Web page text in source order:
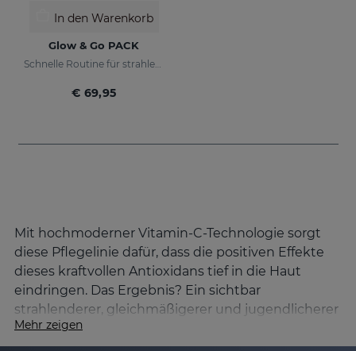
In den Warenkorb
Glow & Go PACK
Schnelle Routine für strahlende und geschützte Haut
€ 69,95
Mit hochmoderner Vitamin-C-Technologie sorgt
diese Pflegelinie dafür, dass die positiven Effekte
dieses kraftvollen Antioxidans tief in die Haut
eindringen. Das Ergebnis? Ein sichtbar
strahlenderer, gleichmäßigerer und jugendlicherer
Teint.
Mehr zeigen